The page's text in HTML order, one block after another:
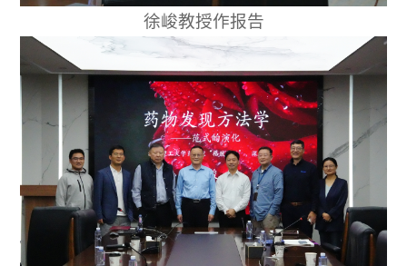
徐峻教授作报告